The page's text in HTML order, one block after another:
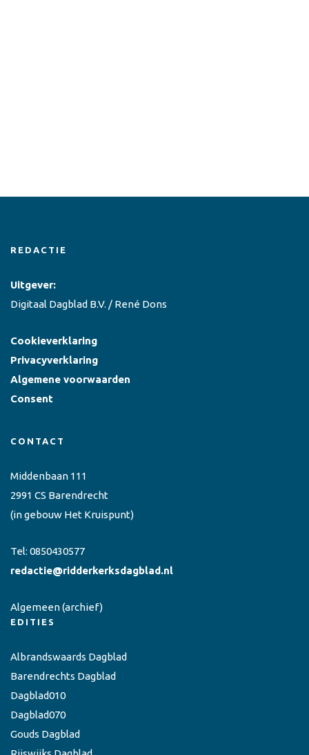
REDACTIE
Uitgever:
Digitaal Dagblad B.V. / René Dons
Cookieverklaring
Privacyverklaring
Algemene voorwaarden
Consent
CONTACT
Middenbaan 111
2991 CS Barendrecht
(in gebouw Het Kruispunt)
Tel: 0850430577
redactie@ridderkerksdagblad.nl
Algemeen(archief)
EDITIES
Albrandswaards Dagblad
Barendrechts Dagblad
Dagblad010
Dagblad070
Gouds Dagblad